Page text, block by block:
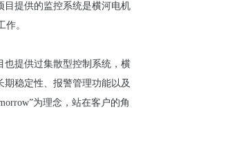
目提供的监控系统是横河电机
。
也提供过集散型控制系统，横
稳定性、报警管理功能以及
为理念，站在客户的角